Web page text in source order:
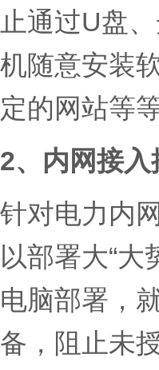
止通过U盘
机随意安装
定的网站等
2、内网接
针对电力内
以部署大“
电脑部署，
备，阻止未